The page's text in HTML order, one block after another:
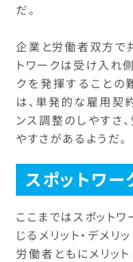
だ。
企業と労働者双方で共
トワークは受け入れ
クを発揮することの
は、単発的な雇用契
ンス調整のしやすさ
やすさがあるようだ。
スポットワ
ここまではスポット
じるメリット・デメリ
労働者ともにメリット